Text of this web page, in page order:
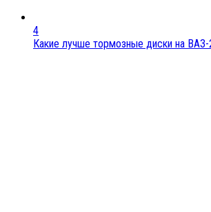
4
Какие лучше тормозные диски на